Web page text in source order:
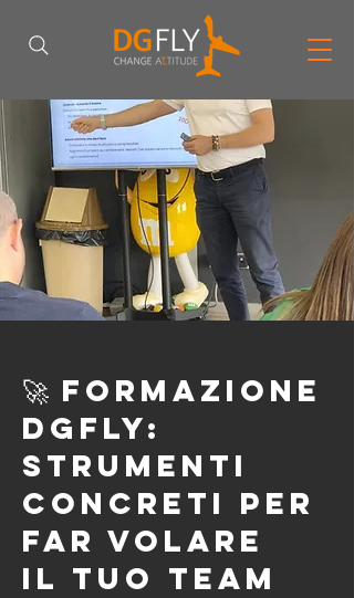
🚀 Formazione
DGFLY:
strumenti
concreti per
far volare
il tuo team